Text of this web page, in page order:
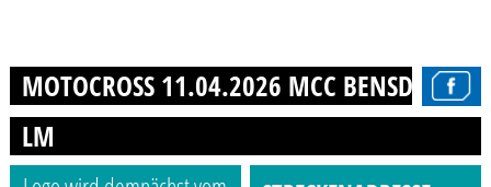
MOTOCROSS 11.04.2026 MCC BENSDORF
LM